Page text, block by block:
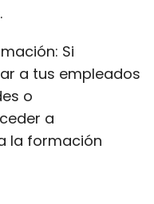
Si
a tus empleados
o
a
la formación